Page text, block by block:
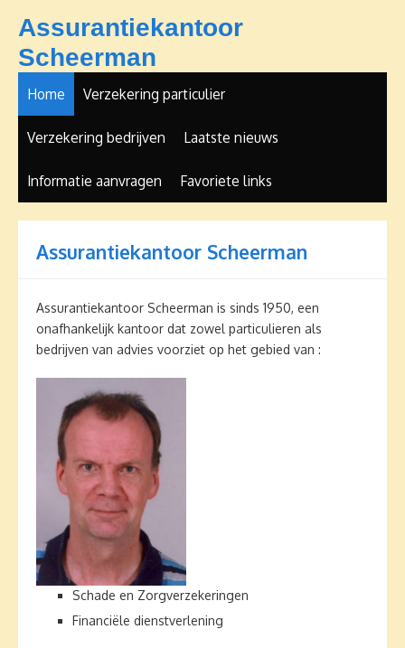
Assurantiekantoor
Scheerman
Home Verzekering particulier
Verzekering bedrijven Laatste nieuws
Informatie aanvragen Favoriete links
Assurantiekantoor Scheerman
Assurantiekantoor Scheerman is sinds 1950, een
onafhankelijk kantoor dat zowel particulieren als
bedrijven van advies voorziet op het gebied van :
Schade en Zorgverzekeringen
Financiële dienstverlening